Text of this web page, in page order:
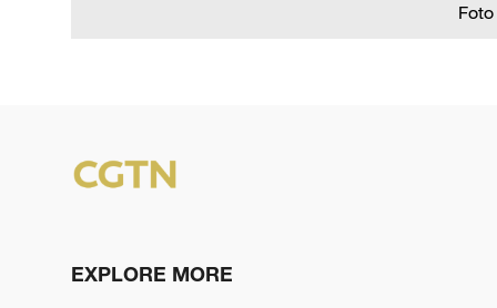
EXPLORE MORE